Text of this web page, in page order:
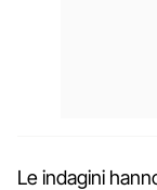
Le indagini